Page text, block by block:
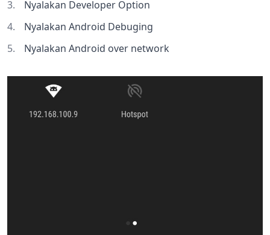
Nyalakan Developer Option
Nyalakan Android Debuging
Nyalakan Android over network